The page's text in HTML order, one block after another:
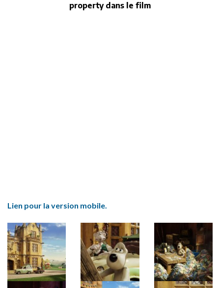
property dans le film
Lien pour la version mobile.